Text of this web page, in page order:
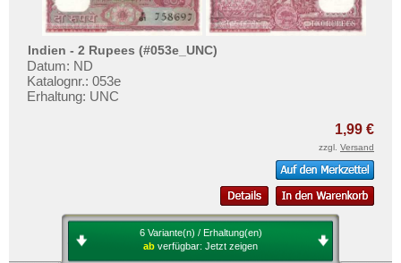
Indien - 2 Rupees (#053e_UNC)
Datum: ND
Katalognr.: 053e
Erhaltung: UNC
1,99 €
zzgl. Versand
6 Variante(n) / Erhaltung(en)
ab verfügbar: Jetzt zeigen